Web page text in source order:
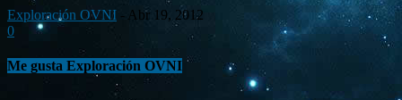
Exploración OVNI - Abr 19, 2012
0
Me gusta Exploración OVNI